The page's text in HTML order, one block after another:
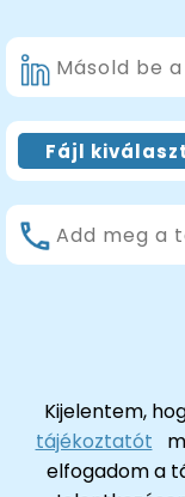
Kijelentem,
tájékoztatót
elfogadom a